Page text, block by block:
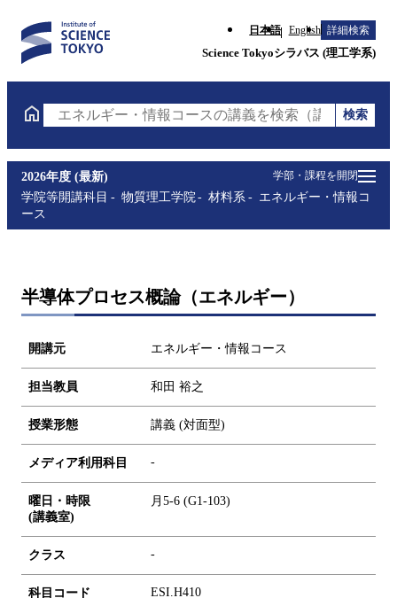
日本語 English 詳細検索
Science Tokyoシラバス (理工学系)
エネルギー・情報コースの講義を検索（講義名・科
検索
学部・課程を開閉
2026年度 (最新)
学院等開講科目
物質理工学院 材料系
エネルギー・情報コ
ース
半導体プロセス概論（エネルギー）
開講元 エネルギー・情報コース
担当教員 和田 裕之
授業形態 講義 (対面型)
メディア利用科目 -
曜日・時限
(講義室)
月5-6 (G1-103)
クラス -
科目コード ESI.H410